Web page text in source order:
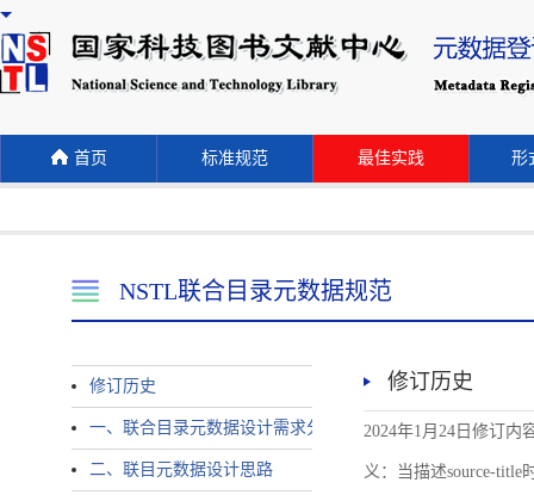
首页 标准规范 最佳实践 形
NSTL联合目录元数据规范
修订历史
一、联合目录元数据设计需求分析
二、联目元数据设计思路
修订历史
2024年1月24日修订内
义：当描述source-title